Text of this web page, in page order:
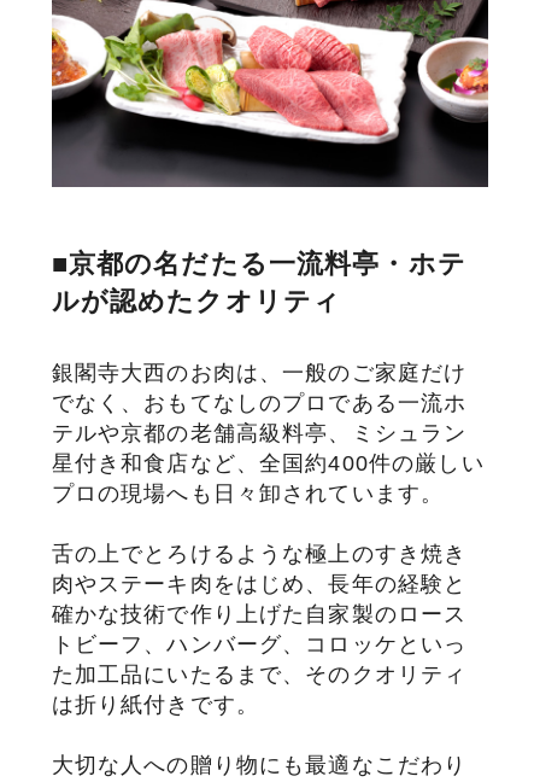
■京都の名だたる一流料亭・ホテ
ルが認めたクオリティ
銀閣寺大西のお肉は、一般のご家庭だけ
でなく、おもてなしのプロである一流ホ
テルや京都の老舗高級料亭、ミシュラン
星付き和食店など、全国約400件の厳しい
プロの現場へも日々卸されています。
舌の上でとろけるような極上のすき焼き
肉やステーキ肉をはじめ、長年の経験と
確かな技術で作り上げた自家製のロース
トビーフ、ハンバーグ、コロッケといっ
た加工品にいたるまで、そのクオリティ
は折り紙付きです。
大切な人への贈り物にも最適なこだわり